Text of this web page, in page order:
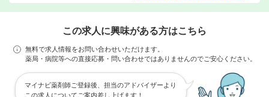
この求人に興味がある方はこちら
無料で求人情報をお問い合わせいただけます。
薬局・病院等への直接応募・問い合わせではありませんのでご安心ください。
マイナビ薬剤師ご登録後、担当のアドバイザーより
この求人についてご案内差し上げます！